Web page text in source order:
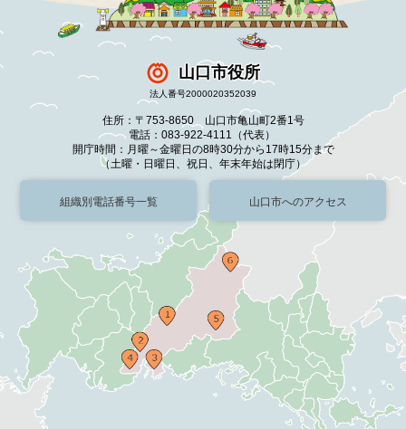
山口市役所
法人番号2000020352039
住所：〒753-8650 山口市亀山町2番1号
電話：083-922-4111（代表）
開庁時間：月曜～金曜日の8時30分から17時15分まで
（土曜・日曜日、祝日、年末年始は閉庁）
組織別電話番号一覧 山口市へのアクセス